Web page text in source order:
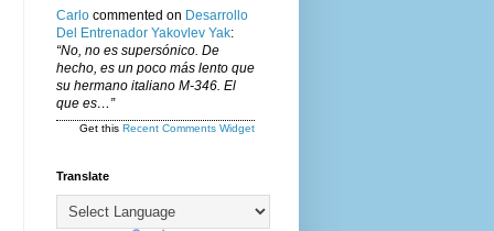
Carlo commented on Desarrollo
Del Entrenador Yakovlev Yak:
“No, no es supersónico. De
hecho, es un poco más lento que
su hermano italiano M-346. El
que es…”
Get this Recent Comments Widget
Translate